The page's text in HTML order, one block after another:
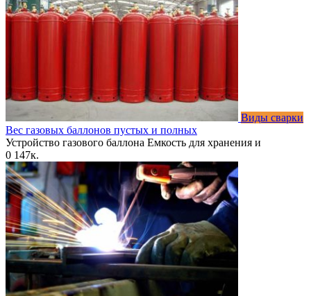
Виды сварки
Вес газовых баллонов пустых и полных
Устройство газового баллона Емкость для хранения и
0 147к.